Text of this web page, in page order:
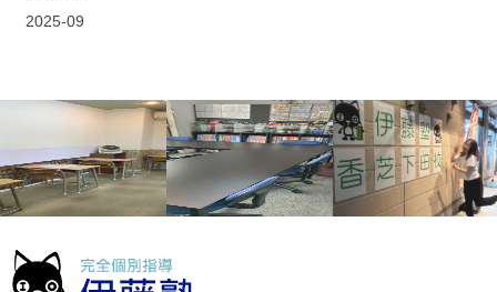
2025-09